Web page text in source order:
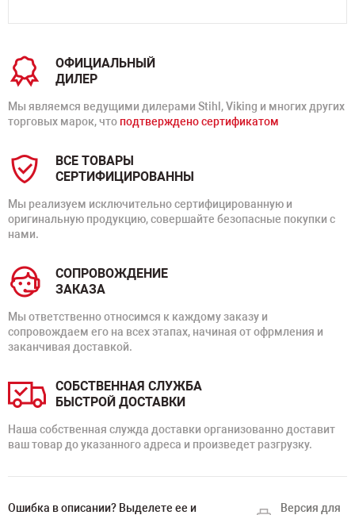
ОФИЦИАЛЬНЫЙ
ДИЛЕР
Мы являемся ведущими дилерами Stihl, Viking и многих других
торговых марок, что подтверждено сертификатом
ВСЕ ТОВАРЫ
СЕРТИФИЦИРОВАННЫ
Мы реализуем исключительно сертифицированную и
оригинальную продукцию, совершайте безопасные покупки с
нами.
СОПРОВОЖДЕНИЕ
ЗАКАЗА
Мы ответственно относимся к каждому заказу и
сопровождаем его на всех этапах, начиная от офрмления и
заканчивая доставкой.
СОБСТВЕННАЯ СЛУЖБА
БЫСТРОЙ ДОСТАВКИ
Наша собственная служда доставки организованно доставит
ваш товар до указанного адреса и произведет разгрузку.
Ошибка в описании? Выделете ее и
Версия для